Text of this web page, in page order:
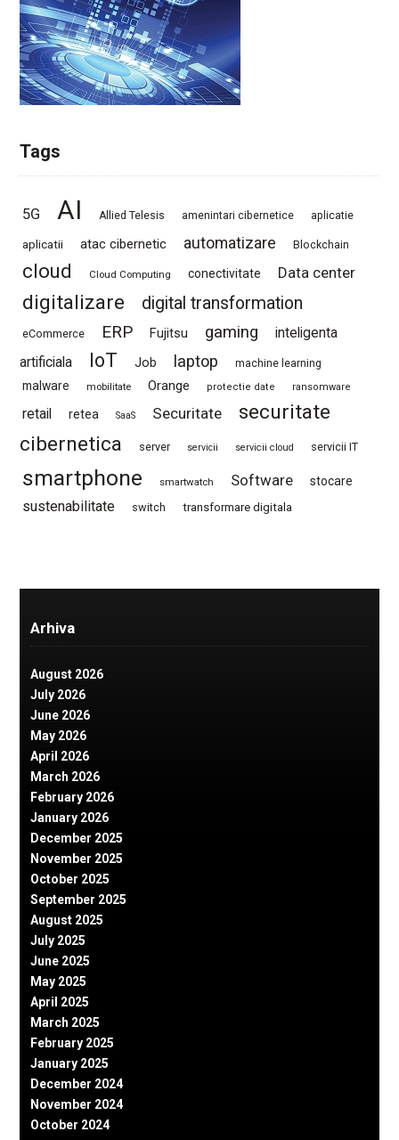
Tags
5G AI Allied Telesis amenintari cibernetice aplicatie
aplicatii atac cibernetic automatizare Blockchain
cloud Cloud Computing conectivitate Data center
digitalizare digital transformation
eCommerce ERP Fujitsu gaming
inteligenta
artificiala
IoT Job laptop machine learning
malware mobilitate Orange protectie date ransomware
retail retea SaaS Securitate
securitate
cibernetica
server servicii servicii cloud servicii IT
smartphone smartwatch Software stocare
sustenabilitate switch transformare digitala
Arhiva
August 2026
July 2026
June 2026
May 2026
April 2026
March 2026
February 2026
January 2026
December 2025
November 2025
October 2025
September 2025
August 2025
July 2025
June 2025
May 2025
April 2025
March 2025
February 2025
January 2025
December 2024
November 2024
October 2024